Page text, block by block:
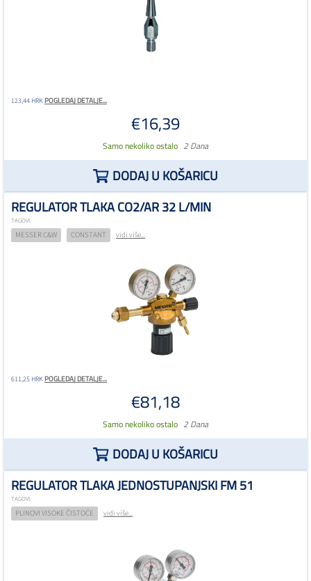
123,44 HRKPOGLEDAJ DETALJE...
€16,39
Samo nekoliko ostalo 2 Dana
DODAJ U KOŠARICU
REGULATOR TLAKA CO2/AR 32 L/MIN
TAGOVI:
MESSER C&W CONSTANT vidi više...
611,25 HRKPOGLEDAJ DETALJE...
€81,18
Samo nekoliko ostalo 2 Dana
DODAJ U KOŠARICU
REGULATOR TLAKA JEDNOSTUPANJSKI FM 51
TAGOVI:
PLINOVI VISOKE ČISTOĆE vidi više...